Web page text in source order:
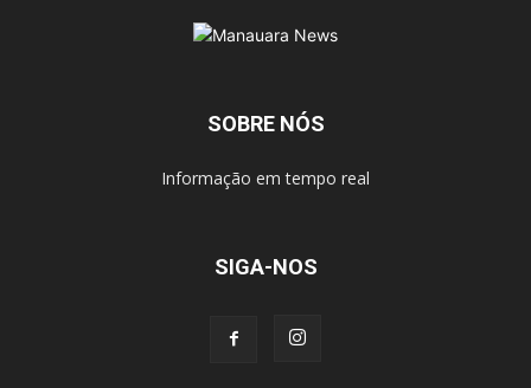
SOBRE NÓS
Informação em tempo real
SIGA-NOS